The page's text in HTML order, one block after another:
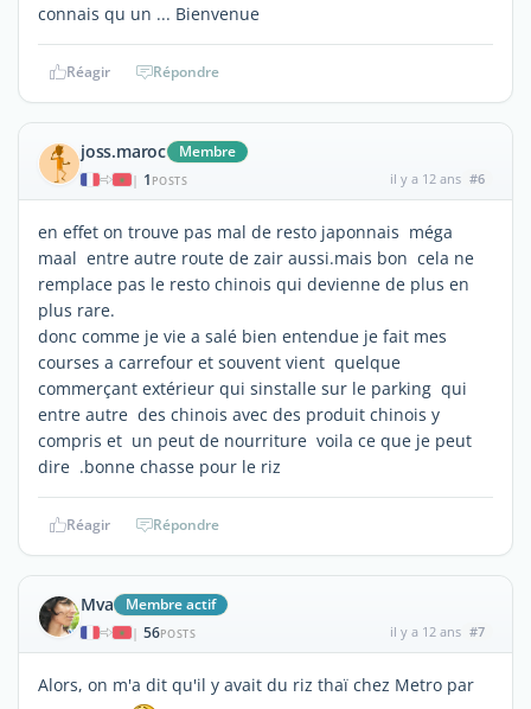
connais qu un ... Bienvenue
Réagir Répondre
joss.maroc Membre
| 1 POSTS il y a 12 ans #6
en effet on trouve pas mal de resto japonnais méga
maal entre autre route de zair aussi.mais bon cela ne
remplace pas le resto chinois qui devienne de plus en
plus rare.
donc comme je vie a salé bien entendue je fait mes
courses a carrefour et souvent vient quelque
commerçant extérieur qui sinstalle sur le parking qui
entre autre des chinois avec des produit chinois y
compris et un peut de nourriture voila ce que je peut
dire .bonne chasse pour le riz
Réagir Répondre
Mva Membre actif
| 56POSTS il y a 12 ans #7
Alors, on m'a dit qu'il y avait du riz thaï chez Metro par